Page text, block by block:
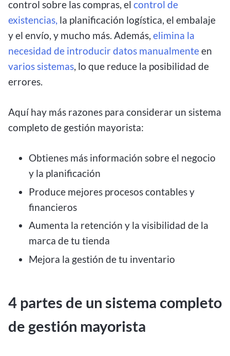
control sobre las compras, el control de
existencias, la planificación logística, el embalaje
y el envío, y mucho más. Además, elimina la
necesidad de introducir datos manualmenteen
varios sistemas, lo que reduce la posibilidad de
errores.
Aquí hay más razones para considerar un sistema
completo de gestión mayorista:
Obtienes más información sobre el negocio
y la planificación
Produce mejores procesos contables y
financieros
Aumenta la retención y la visibilidad de la
marca de tu tienda
Mejora la gestión de tu inventario
4 partes de un sistema completo
de gestión mayorista